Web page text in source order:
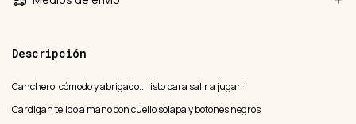
Descripción
Canchero, cómodo y abrigado... listo para salir a jugar!
Cardigan tejido a mano con cuello solapa y botones negros